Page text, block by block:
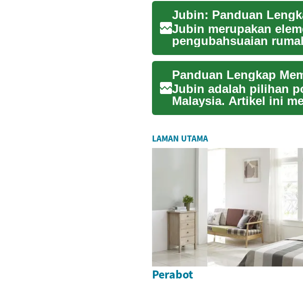
Jubin: Panduan
Jubin merupakan
pengubahsuaian
fungsi praktik...
Panduan Lengkap
Jubin adalah pilihan
Malaysia. Artikel ini
jubin y...
LAMAN UTAMA
Perabot